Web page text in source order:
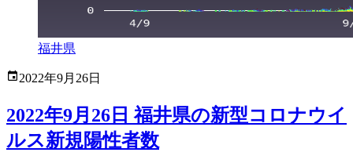
福井県
2022年9月26日
2022年9月26日 福井県の新型コロナウイ
ルス新規陽性者数